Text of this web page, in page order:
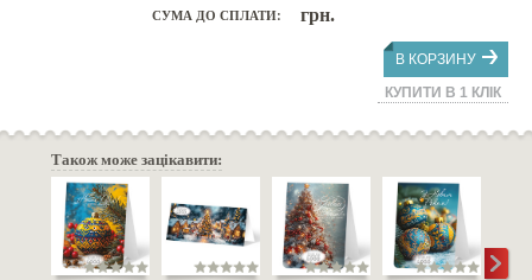
СУМА ДО СПЛАТИ: грн.
В КОРЗИНУ
КУПИТИ В 1 КЛІК
Також може зацікавити: